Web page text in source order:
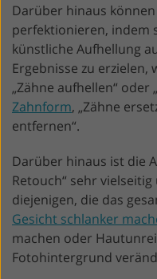
Darüber hinaus
perfektionieren, indem
künstliche Aufhellung
Ergebnisse zu erzielen,
„Zähne aufhellen“ oder
Zahnform, „Zähne
entfernen“.
Darüber hinaus ist die
Retouch“ sehr
diejenigen, die das
Gesicht schlanker
machen oder
Fotohintergrund